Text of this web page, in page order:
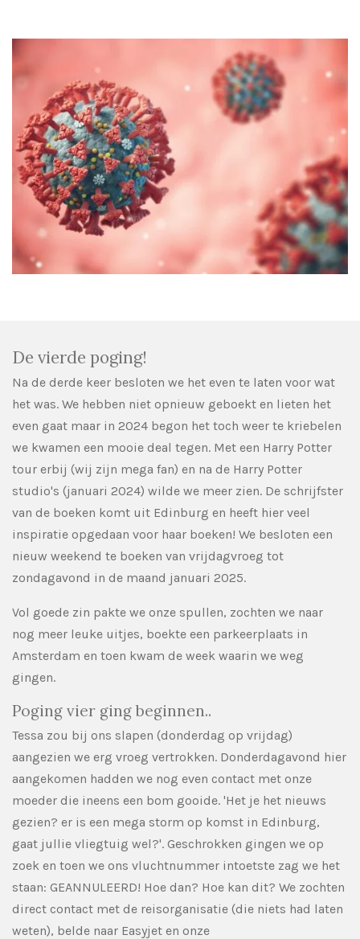
De vierde poging!
Na de derde keer besloten we het even te laten voor wat
het was. We hebben niet opnieuw geboekt en lieten het
even gaat maar in 2024 begon het toch weer te kriebelen
we kwamen een mooie deal tegen. Met een Harry Potter
tour erbij (wij zijn mega fan) en na de Harry Potter
studio's (januari 2024) wilde we meer zien. De schrijfster
van de boeken komt uit Edinburg en heeft hier veel
inspiratie opgedaan voor haar boeken! We besloten een
nieuw weekend te boeken van vrijdagvroeg tot
zondagavond in de maand januari 2025.
Vol goede zin pakte we onze spullen, zochten we naar
nog meer leuke uitjes, boekte een parkeerplaats in
Amsterdam en toen kwam de week waarin we weg
gingen.
Poging vier ging beginnen..
Tessa zou bij ons slapen (donderdag op vrijdag)
aangezien we erg vroeg vertrokken. Donderdagavond hier
aangekomen hadden we nog even contact met onze
moeder die ineens een bom gooide. 'Het je het nieuws
gezien? er is een mega storm op komst in Edinburg,
gaat jullie vliegtuig wel?'. Geschrokken gingen we op
zoek en toen we ons vluchtnummer intoetste zag we het
staan: GEANNULEERD! Hoe dan? Hoe kan dit? We zochten
direct contact met de reisorganisatie (die niets had laten
weten), belde naar Easyjet en onze